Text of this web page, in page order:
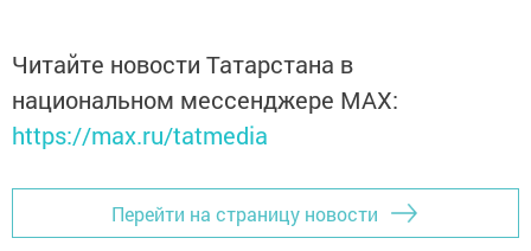
Читайте новости Татарстана в
национальном мессенджере MАХ:
https://max.ru/tatmedia
Перейти на страницу новости